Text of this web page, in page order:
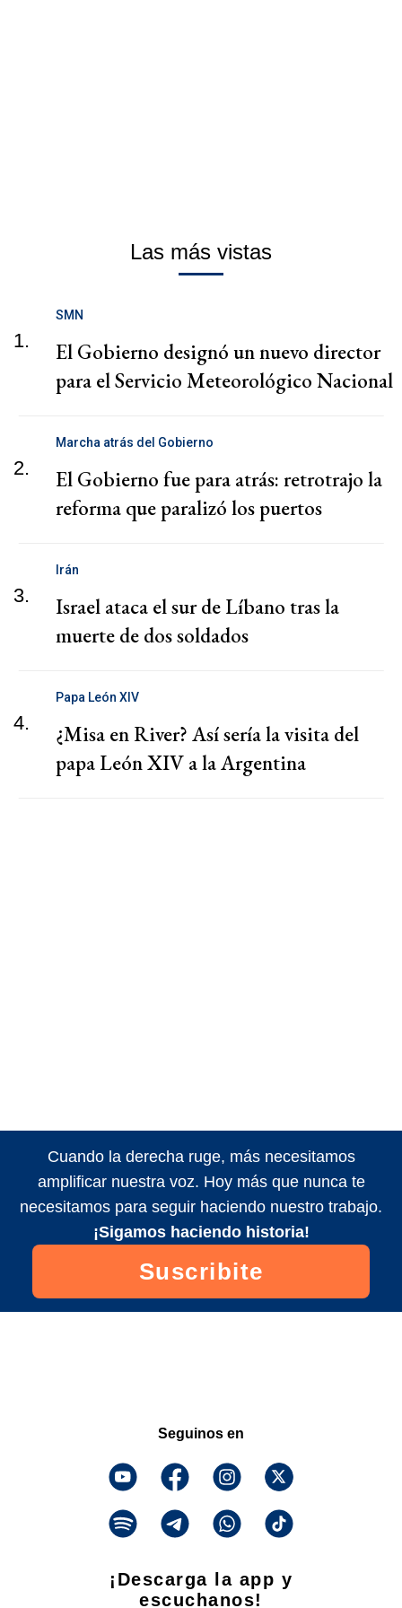
Las más vistas
1.
SMN
El Gobierno designó un nuevo director
para el Servicio Meteorológico Nacional
2.
Marcha atrás del Gobierno
El Gobierno fue para atrás: retrotrajo la
reforma que paralizó los puertos
3.
Irán
Israel ataca el sur de Líbano tras la
muerte de dos soldados
4.
Papa León XIV
¿Misa en River? Así sería la visita del
papa León XIV a la Argentina
Cuando la derecha ruge, más necesitamos
amplificar nuestra voz. Hoy más que nunca te
necesitamos para seguir haciendo nuestro trabajo.
¡Sigamos haciendo historia!
Suscribite
Seguinos en
¡Descarga la app y
escuchanos!